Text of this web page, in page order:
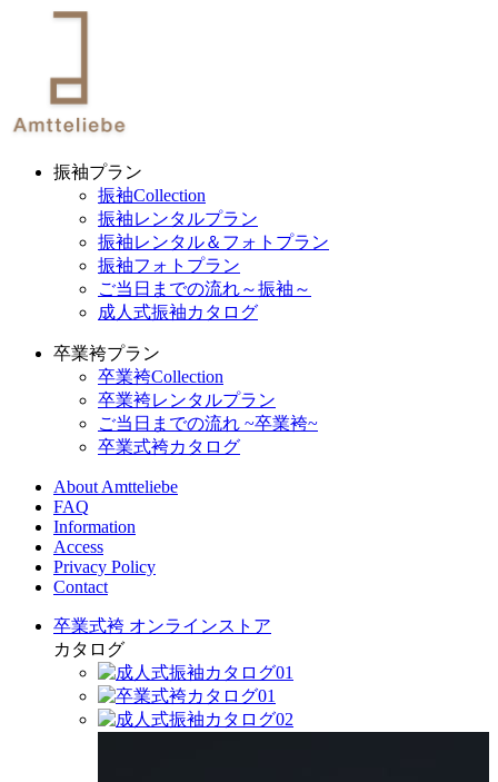
振袖プラン
振袖Collection
振袖レンタルプラン
振袖レンタル＆フォトプラン
振袖フォトプラン
ご当日までの流れ～振袖～
成人式振袖カタログ
卒業袴プラン
卒業袴Collection
卒業袴レンタルプラン
ご当日までの流れ ~卒業袴~
卒業式袴カタログ
About Amtteliebe
FAQ
Information
Access
Privacy Policy
Contact
卒業式袴 オンラインストア
カタログ